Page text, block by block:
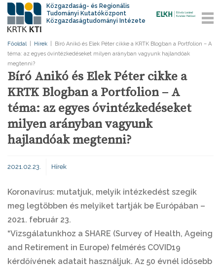
Közgazdaság- és Regionális
Tudományi Kutatóközpont
Közgazdaságtudományi Intézete
Főoldal Hírek
Bíró Anikó és Elek Péter cikke a KRTK Blogban a Portfolion – A
téma: az egyes óvintézkedéseket milyen arányban vagyunk hajlandóak
megtenni?
Bíró Anikó és Elek Péter cikke a
KRTK Blogban a Portfolion – A
téma: az egyes óvintézkedéseket
milyen arányban vagyunk
hajlandóak megtenni?
2021.02.23. Hírek
Koronavírus: mutatjuk, melyik intézkedést szegik
meg legtöbben és melyiket tartják be Európában –
2021. február 23.
“Vizsgálatunkhoz a SHARE (Survey of Health, Ageing
and Retirement in Europe) felmérés COVID19
kérdőívének adatait használjuk. Az 50 évnél idősebb